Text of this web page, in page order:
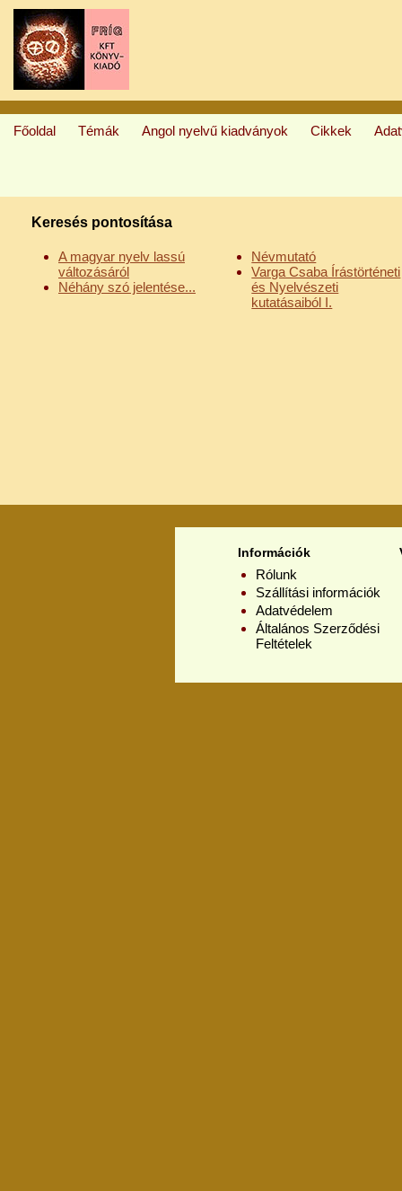
Főoldal Témák Angol nyelvű kiadványok Cikkek
Keresés pontosítása
A magyar nyelv lassú
változásáról
Néhány szó jelentése...
Névmutató
Varga Csaba Írástörténeti
és Nyelvészeti
kutatásaiból I.
Információk
Rólunk
Szállítási információk
Adatvédelem
Általános Szerződési
Feltételek